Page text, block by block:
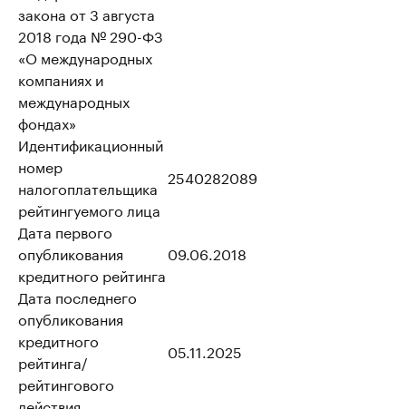
закона от 3 августа
2018 года № 290-ФЗ
«О международных
компаниях и
международных
фондах»
Идентификационный
номер
налогоплательщика
рейтингуемого лица
2540282089
Дата первого
опубликования
кредитного рейтинга
09.06.2018
Дата последнего
опубликования
кредитного
рейтинга/
рейтингового
05.11.2025